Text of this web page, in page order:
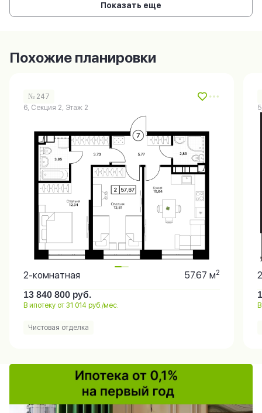
Показать еще
Похожие планировки
№ 247
6, Секция 2, Этаж 2
2-комнатная 57.67 м2
13 840 800 руб.
В ипотеку от 31 014 руб./мес.
Чистовая отделка